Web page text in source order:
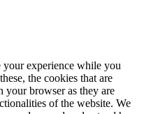
your experience while you
the cookies that are
your browser as they are
of the website. We